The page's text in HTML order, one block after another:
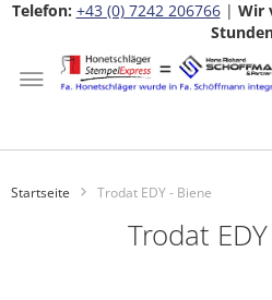
Telefon: +43 (0) 7242 206766| Wir
Zum
Startseite Trodat EDY - Biene
Trodat